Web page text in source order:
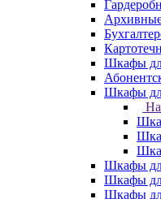
Шкафы
Шкафы
Шкафы
Шкафы
Шкафы